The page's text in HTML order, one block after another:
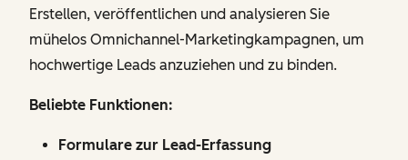
Erstellen, veröffentlichen und analysieren Sie
mühelos Omnichannel-Marketingkampagnen, um
hochwertige Leads anzuziehen und zu binden.
Beliebte Funktionen:
Formulare zur Lead-Erfassung